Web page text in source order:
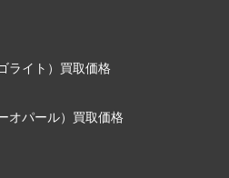
ライト）買取価格
オパール）買取価格